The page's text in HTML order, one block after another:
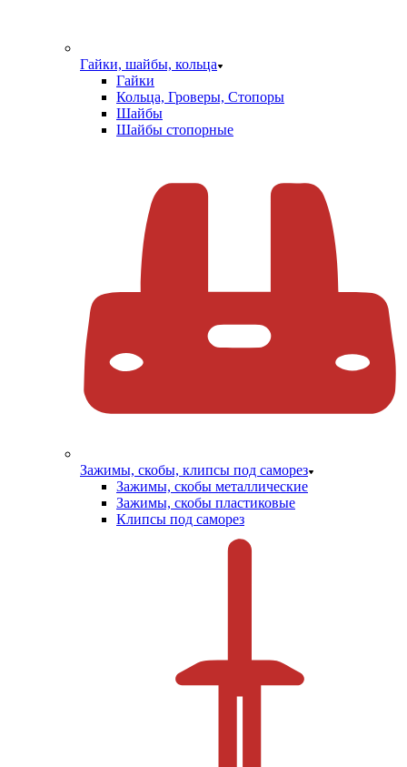
Гайки, шайбы, кольца
Гайки
Кольца, Гроверы, Стопоры
Шайбы
Шайбы стопорные
Зажимы, скобы, клипсы под саморез
Зажимы, скобы металлические
Зажимы, скобы пластиковые
Клипсы под саморез